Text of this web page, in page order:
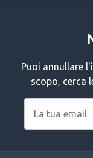
Puoi annullare
scopo, cerca